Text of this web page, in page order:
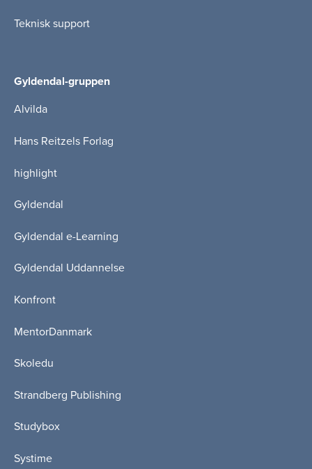
Teknisk support
Gyldendal-gruppen
Alvilda
Hans Reitzels Forlag
highlight
Gyldendal
Gyldendal e-Learning
Gyldendal Uddannelse
Konfront
MentorDanmark
Skoledu
Strandberg Publishing
Studybox
Systime